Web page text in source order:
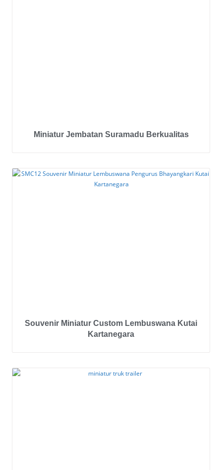
Miniatur Jembatan Suramadu Berkualitas
Souvenir Miniatur Custom Lembuswana Kutai
Kartanegara